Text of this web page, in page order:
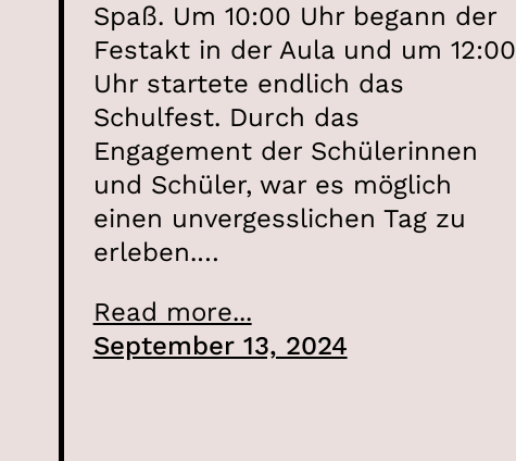
Spaß. Um 10:00 Uhr begann der
Festakt in der Aula und um 12:00
Uhr startete endlich das
Schulfest. Durch das
Engagement der Schülerinnen
und Schüler, war es möglich
einen unvergesslichen Tag zu
erleben.…
Read more...
September 13, 2024